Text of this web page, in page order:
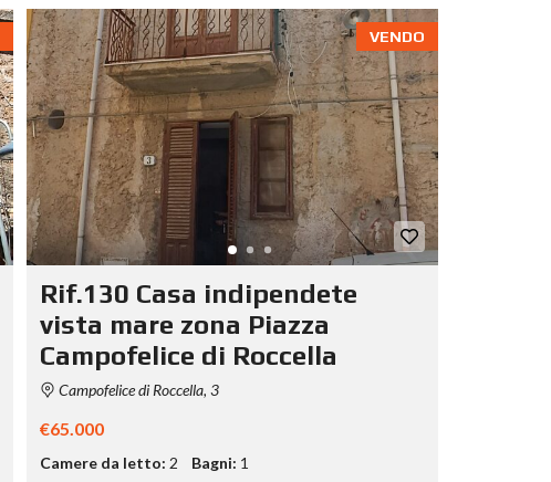
VENDO
Rif.130 Casa indipendete
vista mare zona Piazza
Campofelice di Roccella
Campofelice di Roccella, 3
€65.000
Camere da letto: 2 Bagni: 1